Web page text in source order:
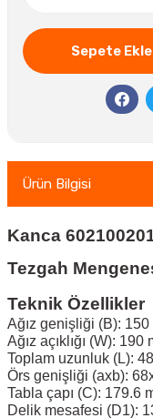
Sepete Ekle
Ürün Bilgisi
Kanca
Tezgah
Teknik Özellikler
Ağız genişliği (B): 150
Ağız açıklığı (W): 190
Toplam uzunluk (L):
Örs genişliği (axb):
Tabla çapı (C): 179.6
Delik mesafesi (D1):